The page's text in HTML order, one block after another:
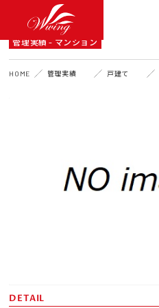
A DETAIL
管理実績 - マンション
HOME 管理実績 戸建て
DETAIL